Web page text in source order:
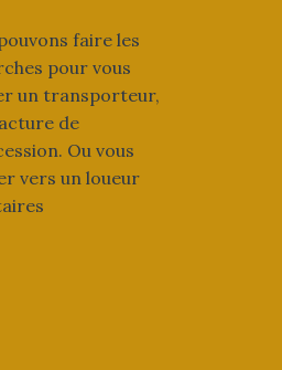
faire les
pour vous
un transporteur,
de
Ou vous
vers un loueur